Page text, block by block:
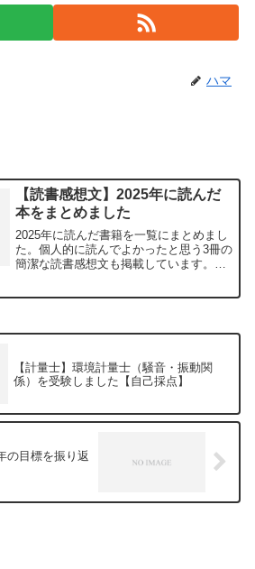
ハマ
【読書感想文】2025年に読んだ
本をまとめました
2025年に読んだ書籍を一覧にまとめまし
た。個人的に読んでよかったと思う3冊の
簡潔な読書感想文も掲載しています。
【計量士】環境計量士（騒音・振動関
係）を受験しました【自己採点】
の目標を振り返